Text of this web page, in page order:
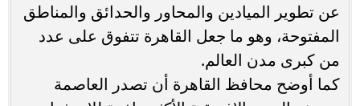
عن تطوير الميادين والمحاور والحدائق والمناطق
المفتوحة، وهو ما جعل القاهرة تتفوق على عدد
من كبرى مدن العالم.
كما أوضح محافظ القاهرة أن تصدر العاصمة